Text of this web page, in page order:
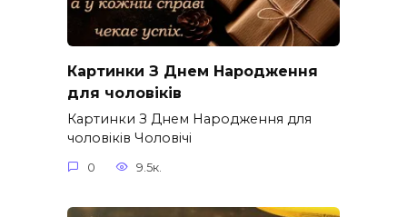
Картинки З Днем Народження
для чоловіків​
Картинки З Днем Народження для
чоловіків​ Чоловічі
0 9.5к.